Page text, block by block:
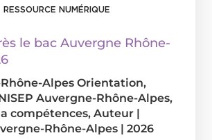
RESSOURCE NUMÉRIQUE
le bac Auvergne Rhône-
Alpes Orientation,
Auvergne-Rhône-Alpes,
compétences, Auteur |
Rhône-Alpes | 2026